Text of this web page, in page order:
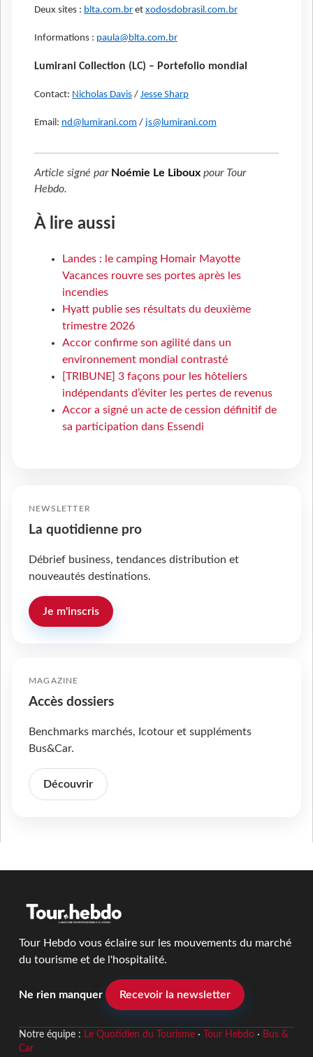
Deux sites : blta.com.br et xodosdobrasil.com.br
Informations : paula@blta.com.br
Lumirani Collection (LC) – Portefolio mondial
Contact: Nicholas Davis / Jesse Sharp
Email: nd@lumirani.com / js@lumirani.com
Article signé par Noémie Le Liboux pour Tour
Hebdo.
À lire aussi
Landes : le camping Homair Mayotte
Vacances rouvre ses portes après les
incendies
Hyatt publie ses résultats du deuxième
trimestre 2026
Accor confirme son agilité dans un
environnement mondial contrasté
[TRIBUNE] 3 façons pour les hôteliers
indépendants d’éviter les pertes de revenus
Accor a signé un acte de cession définitif de
sa participation dans Essendi
NEWSLETTER
La quotidienne pro
Débrief business, tendances distribution et
nouveautés destinations.
Je m'inscris
MAGAZINE
Accès dossiers
Benchmarks marchés, Icotour et suppléments
Bus&Car.
Découvrir
Tour Hebdo vous éclaire sur les mouvements du marché
du tourisme et de l'hospitalité.
Ne rien manquer Recevoir la newsletter
Notre équipe : Le Quotidien du Tourisme· Tour Hebdo· Bus &
Car